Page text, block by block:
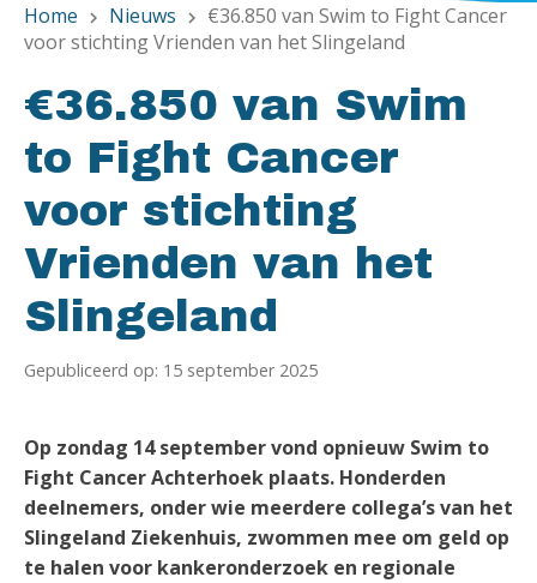
Home chevron_right Nieuws chevron_right
€36.850 van Swim to Fight Cancer
voor stichting Vrienden van het Slingeland
€36.850 van Swim
to Fight Cancer
voor stichting
Vrienden van het
Slingeland
Gepubliceerd op: 15 september 2025
Op zondag 14 september vond opnieuw Swim to
Fight Cancer Achterhoek plaats. Honderden
deelnemers, onder wie meerdere collega’s van het
Slingeland Ziekenhuis, zwommen mee om geld op
te halen voor kankeronderzoek en regionale